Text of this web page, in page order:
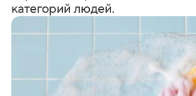
категорий людей.